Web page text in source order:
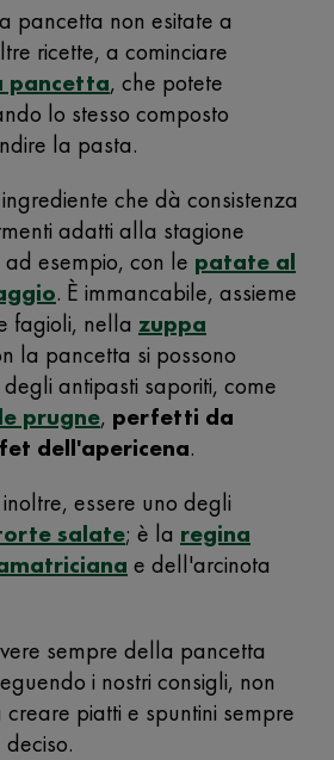
pancetta non esitate a
ricette, a cominciare
pancetta, che potete
lo stesso composto
la pasta.
che dà consistenza
adatti alla stagione
esempio, con le patate al
. È immancabile, assieme
fagioli, nella zuppa
la pancetta si possono
antipasti saporiti, come
prugne, perfetti da
dell'apericena.
essere uno degli
salate; è la regina
e dell'arcinota
sempre della pancetta
i nostri consigli, non
piatti e spuntini sempre